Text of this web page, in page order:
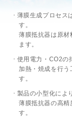
紛争鉱物対応方
グリーン調達ガ
環境方針
当社のチップの材
RoHS/REACH
薄膜生成プロセス
す。
薄膜抵抗器は原材
ます。
使用電力・CO2の
加熱・焼成を行う
す。
製品の小型化によ
薄膜抵抗器の高精
す。